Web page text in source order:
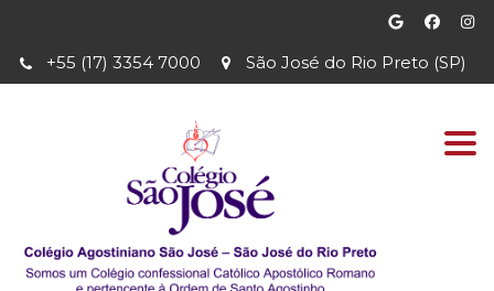
São José do Rio Preto (SP)
+55 (17) 3354 7000